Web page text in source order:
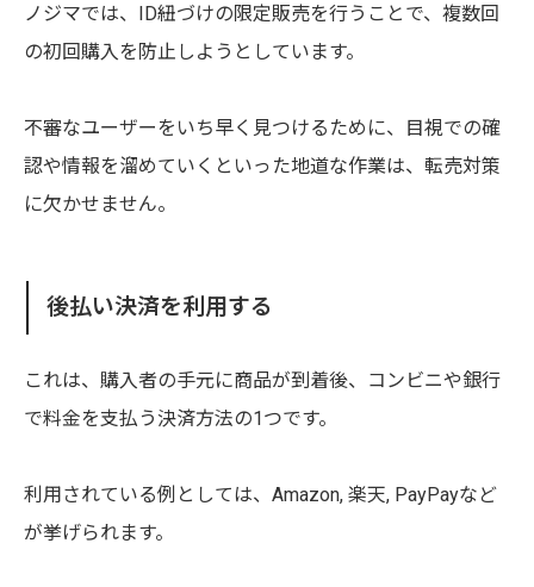
ノジマでは、ID紐づけの限定販売を行うことで、複数回
の初回購入を防止しようとしています。
不審なユーザーをいち早く見つけるために、目視での確
認や情報を溜めていくといった地道な作業は、転売対策
に欠かせません。
後払い決済を利用する
これは、購入者の手元に商品が到着後、コンビニや銀行
で料金を支払う決済方法の1つです。
利用されている例としては、Amazon, 楽天, PayPayなど
が挙げられます。